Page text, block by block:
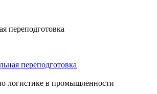
переподготовка
логистике в промышленности